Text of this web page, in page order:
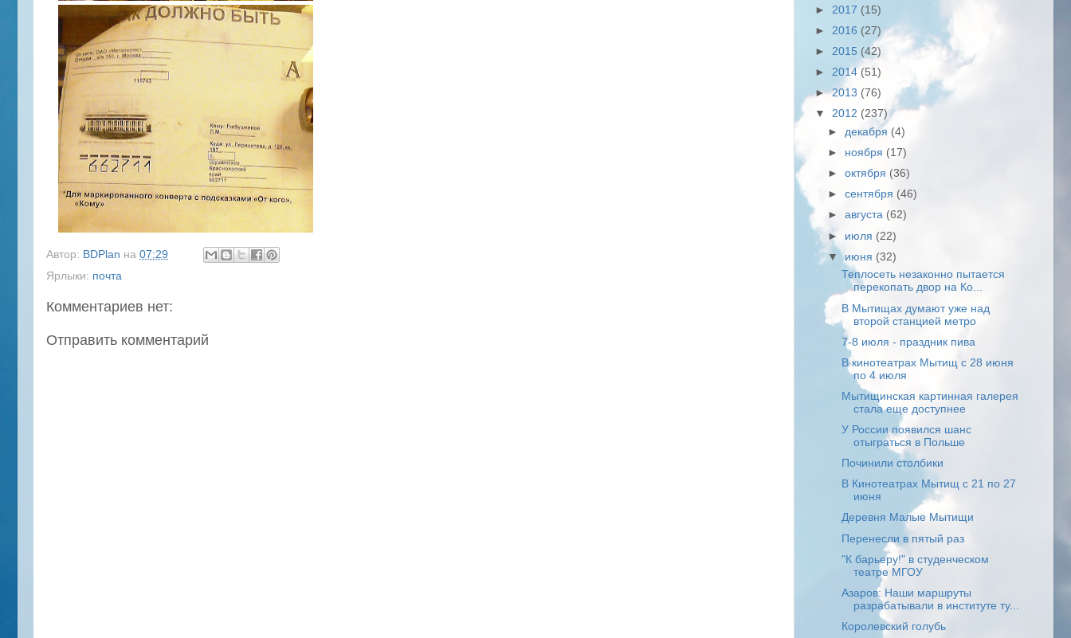
Автор: BDPlan на 07:29
Ярлыки: почта
Комментариев нет:
Отправить комментарий
► 2017 (15)
► 2016 (27)
► 2015 (42)
► 2014 (51)
►2013 (76)
▼ 2012 (237)
► декабря (4)
► ноября (17)
►октября (36)
►сентября (46)
►августа (62)
► июля (22)
▼июня (32)
Теплосеть незаконно пытается
перекопать двор на Ко...
В Мытищах думают уже над
второй станцией метро
7-8 июля - праздник пива
В кинотеатрах Мытищ с 28 июня
по 4 июля
Мытищинская картинная галерея
стала еще доступнее
У России появился шанс
отыграться в Польше
Починили столбики
В Кинотеатрах Мытищ с 21 по 27
июня
Деревня Малые Мытищи
Перенесли в пятый раз
"К барьеру!" в студенческом
театре МГОУ
Азаров: Наши маршруты
разрабатывали в институте ту...
Королевский голубь